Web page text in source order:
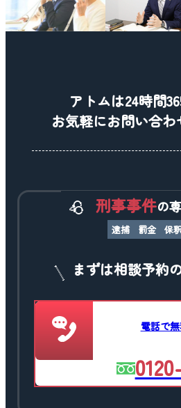
アトムは24時間
お気軽にお問い合わ
刑事事件の
逮捕 罰金 保
まずは相談予約
電話で